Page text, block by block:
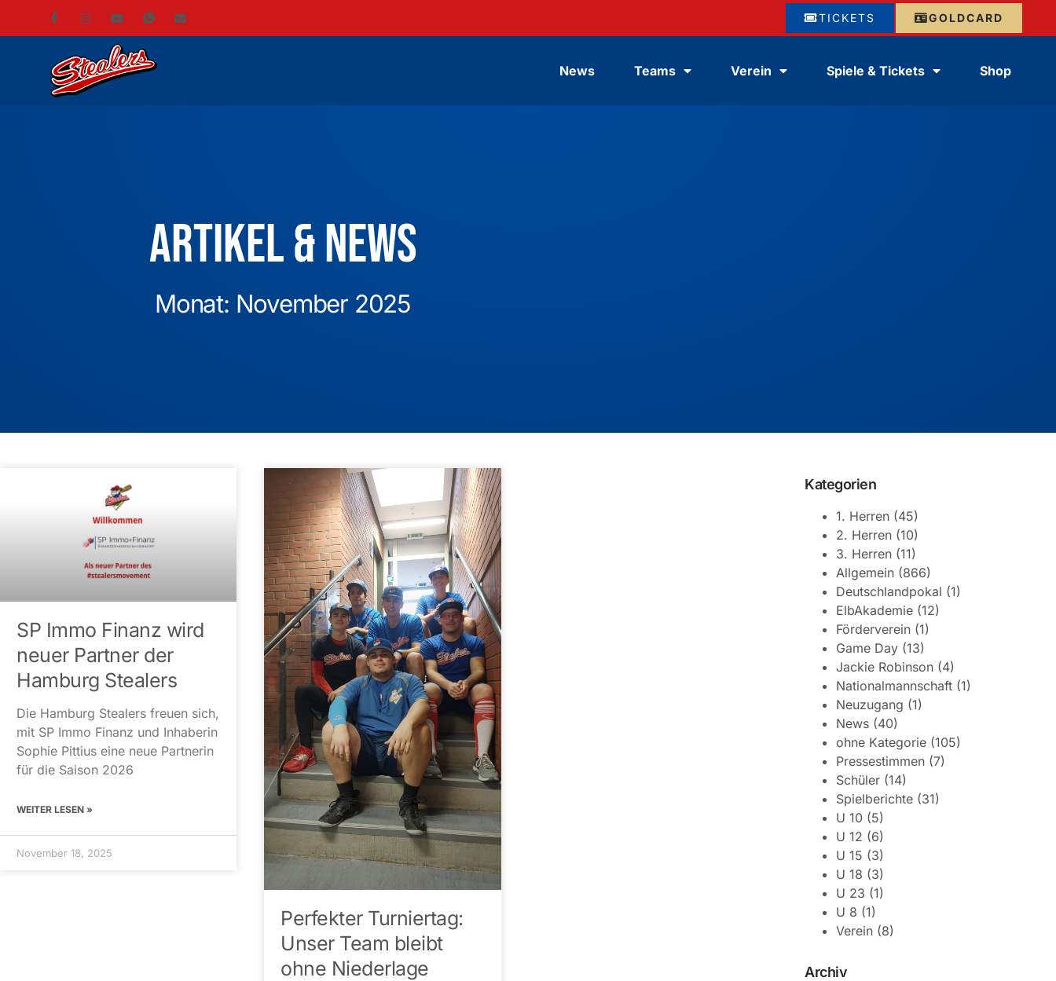
GOLDCARD
TICKETS
News Teams Verein Spiele & Tickets Shop
Artikel & News
Monat: November 2025
SP Immo Finanz wird
neuer Partner der
Hamburg Stealers
Die Hamburg Stealers freuen sich,
mit SP Immo Finanz und Inhaberin
Sophie Pittius eine neue Partnerin
für die Saison 2026
WEITER LESEN »
November 18, 2025
Perfekter Turniertag:
Unser Team bleibt
ohne Niederlage
Kategorien
1. Herren (45)
2. Herren (10)
3. Herren (11)
Allgemein (866)
Deutschlandpokal (1)
ElbAkademie (12)
Förderverein (1)
Game Day (13)
Jackie Robinson (4)
Nationalmannschaft (1)
Neuzugang (1)
News (40)
ohne Kategorie (105)
Pressestimmen (7)
Schüler (14)
Spielberichte (31)
U 10 (5)
U 12 (6)
U 15 (3)
U 18 (3)
U 23 (1)
U 8 (1)
Verein (8)
Archiv